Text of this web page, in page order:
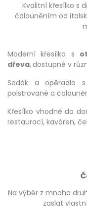
Kvalitní křesílko s
čalouněním od
Moderní křesílko s
dřeva,dostupné v
Sedák a opěradlo s
polstrované a
Křesílko vhodné do
restaurací, kaváren,
Na výběr z mnoha
zaslat